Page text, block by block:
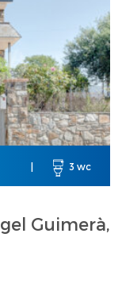
3 wc
Guimerà,